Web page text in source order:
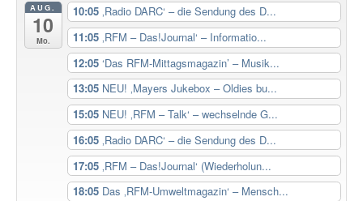
AUG.
10
Mo.
10:05 ‚Radio DARC‘ – die Sendung des D...
11:05 ‚RFM – Das!Journal‘ – Informatio...
12:05 ‘Das RFM-Mittagsmagazin’ – Musik...
13:05 NEU! ‚Mayers Jukebox – Oldies bu...
15:05 NEU! ‚RFM – Talk‘ – wechselnde G...
16:05 ‚Radio DARC‘ – die Sendung des D...
17:05 ‚RFM – Das!Journal‘ (Wiederholun...
18:05 Das ‚RFM-Umweltmagazin‘ – Mensch...